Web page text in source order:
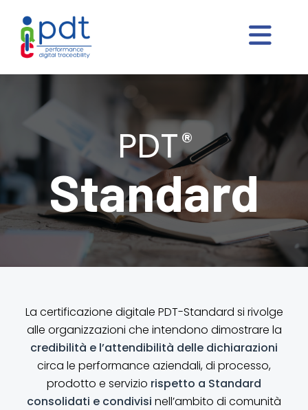
PDT®
Standard
La certificazione digitale PDT-Standard si rivolge
alle organizzazioni che intendono dimostrare la
credibilità e l’attendibilità delle dichiarazioni
circa le performance aziendali, di processo,
prodotto e servizio rispetto a Standard
consolidati e condivisi nell’ambito di comunità